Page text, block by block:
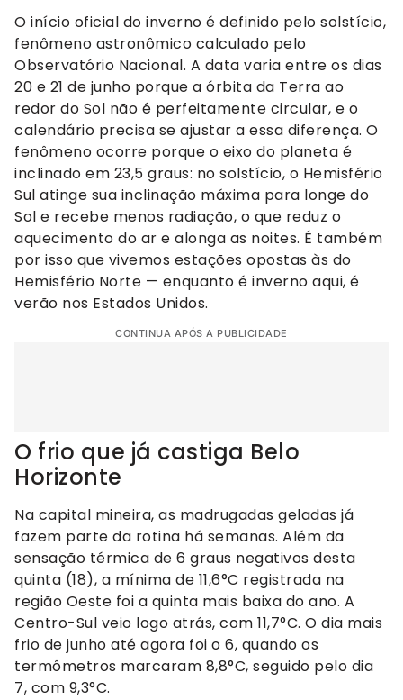
O início oficial do inverno é definido pelo solstício,
fenômeno astronômico calculado pelo
Observatório Nacional. A data varia entre os dias
20 e 21 de junho porque a órbita da Terra ao
redor do Sol não é perfeitamente circular, e o
calendário precisa se ajustar a essa diferença. O
fenômeno ocorre porque o eixo do planeta é
inclinado em 23,5 graus: no solstício, o Hemisfério
Sul atinge sua inclinação máxima para longe do
Sol e recebe menos radiação, o que reduz o
aquecimento do ar e alonga as noites. É também
por isso que vivemos estações opostas às do
Hemisfério Norte — enquanto é inverno aqui, é
verão nos Estados Unidos.
CONTINUA APÓS A PUBLICIDADE
O frio que já castiga Belo
Horizonte
Na capital mineira, as madrugadas geladas já
fazem parte da rotina há semanas. Além da
sensação térmica de 6 graus negativos desta
quinta (18), a mínima de 11,6°C registrada na
região Oeste foi a quinta mais baixa do ano. A
Centro-Sul veio logo atrás, com 11,7°C. O dia mais
frio de junho até agora foi o 6, quando os
termômetros marcaram 8,8°C, seguido pelo dia
7, com 9,3°C.